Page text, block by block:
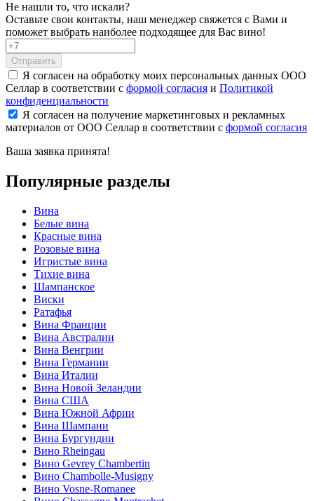
Не нашли то, что искали?
Оставьте свои контакты, наш менеджер свяжется с Вами и
поможет выбрать наиболее подходящее для Вас вино!
Отправить
Я согласен на обработку моих персональных данных ООО
Селлар в соответствии с формой согласия и Политикой
конфиденциальности
Я согласен на получение маркетинговых и рекламных
материалов от ООО Селлар в соответствии с формой согласия
Ваша заявка принята!
Популярные разделы
Вина
Белые вина
Красные вина
Розовые вина
Игристые вина
Тихие вина
Шампанское
Виски
Ратафья
Вина Франции
Вина Австралии
Вина Венгрии
Вина Германии
Вина Италии
Вина Новой Зеландии
Вина США
Вина Южной Африи
Вина Шампани
Вина Бургундии
Вино Rheingau
Вино Gevrey Chambertin
Вино Chambolle-Musigny
Вино Vosne-Romanee